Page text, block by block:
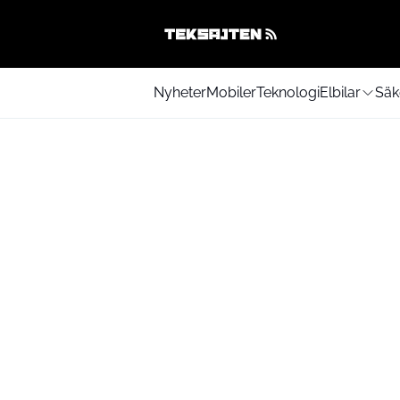
NyheterMobilerTeknologiElbilar